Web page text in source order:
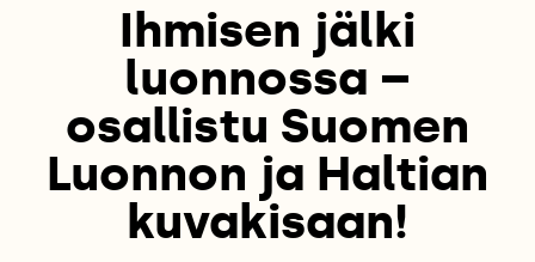
Ihmisen jälki
luonnossa –
osallistu Suomen
Luonnon ja Haltian
kuvakisaan!